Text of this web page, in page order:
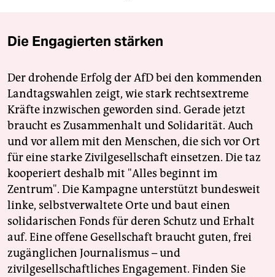
Die Engagierten stärken
Der drohende Erfolg der AfD bei den kommenden
Landtagswahlen zeigt, wie stark rechtsextreme
Kräfte inzwischen geworden sind. Gerade jetzt
braucht es Zusammenhalt und Solidarität. Auch
und vor allem mit den Menschen, die sich vor Ort
für eine starke Zivilgesellschaft einsetzen. Die taz
kooperiert deshalb mit "Alles beginnt im
Zentrum". Die Kampagne unterstützt bundesweit
linke, selbstverwaltete Orte und baut einen
solidarischen Fonds für deren Schutz und Erhalt
auf. Eine offene Gesellschaft braucht guten, frei
zugänglichen Journalismus – und
zivilgesellschaftliches Engagement. Finden Sie